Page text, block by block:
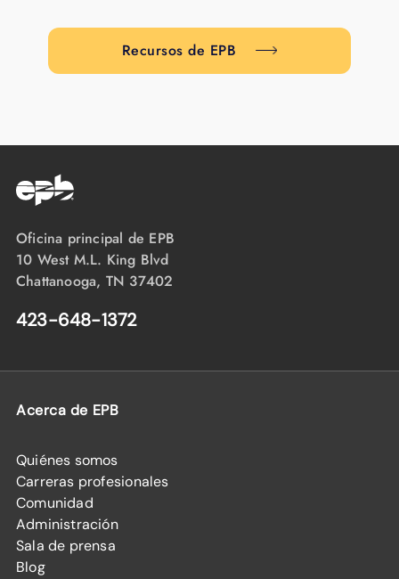
Recursos de EPB
Oficina principal de EPB
10 West M.L. King Blvd
Chattanooga, TN 37402
423-648-1372
Acerca de EPB
Quiénes somos
Carreras profesionales
Comunidad
Administración
Sala de prensa
Blog